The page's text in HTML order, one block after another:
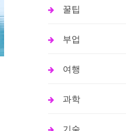
꿀팁
부업
여행
과학
기술